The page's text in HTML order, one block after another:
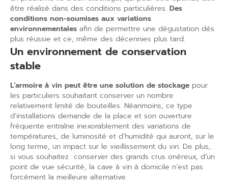
être réalisé dans des conditions particulières. Des
conditions non-soumises aux variations
environnementales afin de permettre une dégustation dés
plus réussie et ce, même des décennies plus tard.
Un environnement de conservation
stable
L’armoire à vin peut être une solution de stockage pour
les particuliers souhaitant conserver un nombre
relativement limité de bouteilles. Néanmoins, ce type
d’installations demande de la place et son ouverture
fréquente entraîne inexorablement des variations de
températures, de luminosité et d’humidité qui auront, sur le
long terme, un impact sur le vieillissement du vin. De plus,
si vous souhaitez conserver des grands crus onéreux, d’un
point de vue sécurité, la cave à vin à domicile n’est pas
forcément la meilleure alternative.